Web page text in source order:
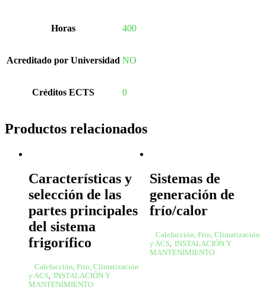
Horas 400
Acreditado por Universidad NO
Créditos ECTS 0
Productos relacionados
Características y
selección de las
partes principales
del sistema
frigorífico
Calefacción, Frio, Climatización
y ACS, INSTALACIÓN Y
MANTENIMIENTO
Sistemas de
generación de
frío/calor
Calefacción, Frio, Climatización
y ACS, INSTALACIÓN Y
MANTENIMIENTO